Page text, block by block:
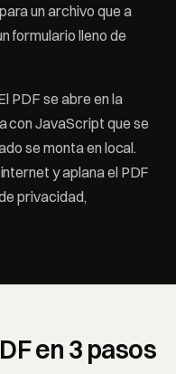
un archivo que a
formulario lleno de
PDF se abre en la
con JavaScript que se
se monta en local.
y aplana el PDF
privacidad,
en 3 pasos